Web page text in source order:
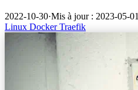
2022-10-30·Mis à jour : 2023-05-01
Linux DockerTraefik